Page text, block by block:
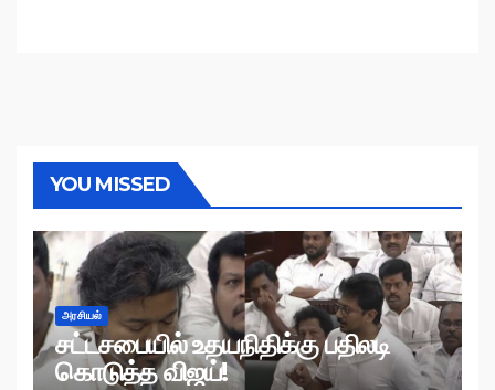
YOU MISSED
அரசியல்
சட்டசபையில் உதயநிதிக்கு பதிலடி
கொடுத்த விஜய்!